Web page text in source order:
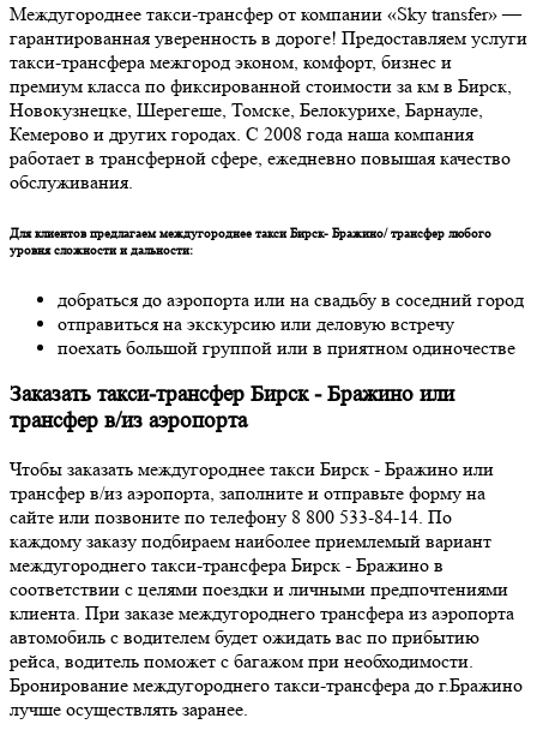
Междугороднее такси-трансфер от компании «Sky transfer» —
гарантированная уверенность в дороге! Предоставляем услуги
такси-трансфера межгород эконом, комфорт, бизнес и
премиум класса по фиксированной стоимости за км в Бирск,
Новокузнецке, Шерегеше, Томске, Белокурихе, Барнауле,
Кемерово и других городах. С 2008 года наша компания
работает в трансферной сфере, ежедневно повышая качество
обслуживания.
Для клиентов предлагаем междугороднее такси Бирск- Бражино/ трансфер любого
уровня сложности и дальности:
добраться до аэропорта или на свадьбу в соседний город
отправиться на экскурсию или деловую встречу
поехать большой группой или в приятном одиночестве
Заказать такси-трансфер Бирск - Бражино или
трансфер в/из аэропорта
Чтобы заказать междугороднее такси Бирск - Бражино или
трансфер в/из аэропорта, заполните и отправьте форму на
сайте или позвоните по телефону 8 800 533-84-14. По
каждому заказу подбираем наиболее приемлемый вариант
междугороднего такси-трансфера Бирск - Бражино в
соответствии с целями поездки и личными предпочтениями
клиента. При заказе междугороднего трансфера из аэропорта
автомобиль с водителем будет ожидать вас по прибытию
рейса, водитель поможет с багажом при необходимости.
Бронирование междугороднего такси-трансфера до г.Бражино
лучше осуществлять заранее.